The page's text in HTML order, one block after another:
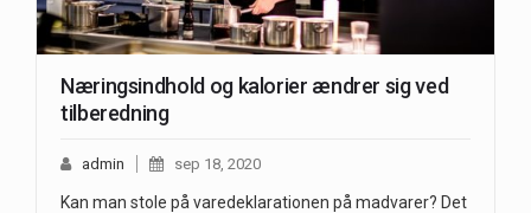
Næringsindhold og kalorier ændrer sig ved
tilberedning
admin sep 18, 2020
Kan man stole på varedeklarationen på madvarer? Det